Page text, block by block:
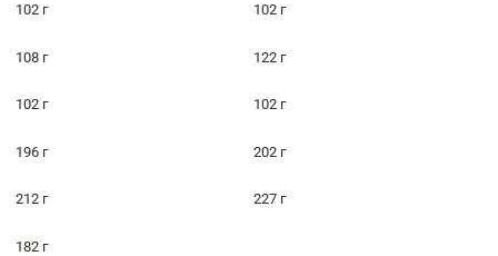
102 г 102 г
108 г 122 г
102 г 102 г
196 г 202 г
212 г 227 г
182 г